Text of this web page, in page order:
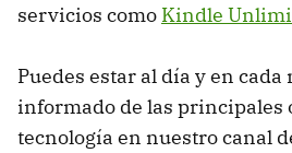
servicios como Kindle
Puedes estar al día y en cada
informado de las principales
tecnología en nuestro canal